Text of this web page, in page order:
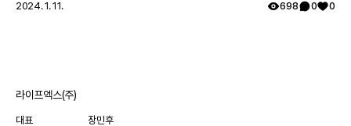
2024. 1. 11. 698 0 0
라이프엑스(주)
대표 장민후